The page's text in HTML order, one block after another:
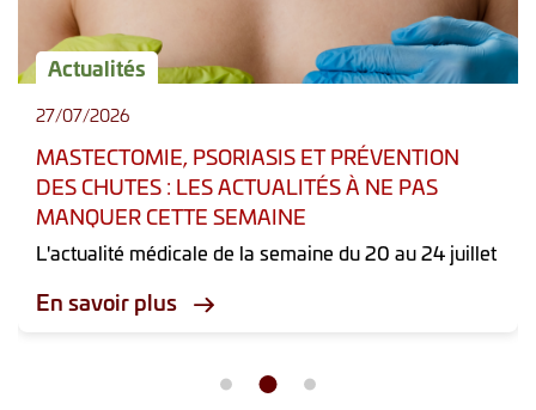
Actualités
27/07/2026
MASTECTOMIE, PSORIASIS ET PRÉVENTION
DES CHUTES : LES ACTUALITÉS À NE PAS
MANQUER CETTE SEMAINE
L'actualité médicale de la semaine du 20 au 24 juillet
En savoir plus